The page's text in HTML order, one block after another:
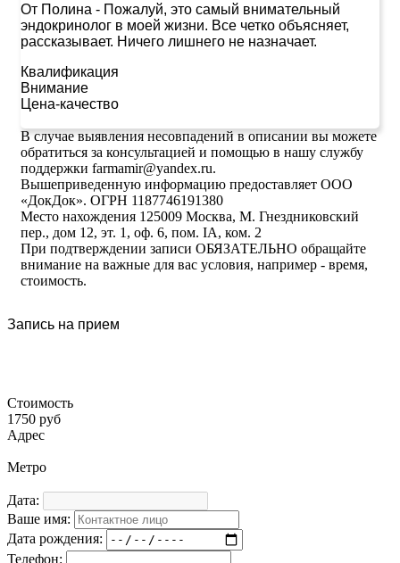
От Полина - Пожалуй, это самый внимательный
эндокринолог в моей жизни. Все четко объясняет,
рассказывает. Ничего лишнего не назначает.
Квалификация
Внимание
Цена-качество
В случае выявления несовпадений в описании вы можете
обратиться за консультацией и помощью в нашу службу
поддержки farmamir@yandex.ru.
Вышеприведенную информацию предоставляет ООО
«ДокДок». ОГРН 1187746191380
Место нахождения 125009 Москва, М. Гнездниковский
пер., дом 12, эт. 1, оф. 6, пом. IA, ком. 2
При подтверждении записи ОБЯЗАТЕЛЬНО обращайте
внимание на важные для вас условия, например - время,
стоимость.
Запись на прием
Стоимость
1750 руб
Адрес
Метро
Дата:
Ваше имя:
Дата рождения:
Телефон: